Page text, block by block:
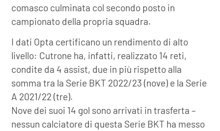
comasco culminata col secondo posto in
campionato della propria squadra.
I dati Opta certificano un rendimento di alto
livello: Cutrone ha, infatti, realizzato 14 reti,
condite da 4 assist, due in più rispetto alla
somma tra la Serie BKT 2022/23 (nove) e la Serie
A 2021/22 (tre).
Nove dei suoi 14 gol sono arrivati in trasferta –
nessun calciatore di questa Serie BKT ha messo